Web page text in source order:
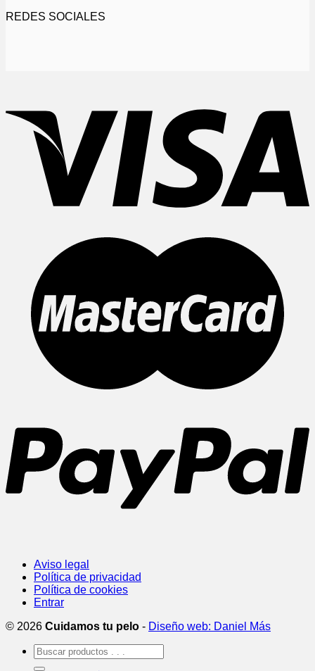
REDES SOCIALES
Aviso legal
Política de privacidad
Política de cookies
Entrar
© 2026 Cuidamos tu pelo - Diseño web: Daniel Más
Buscar
por: